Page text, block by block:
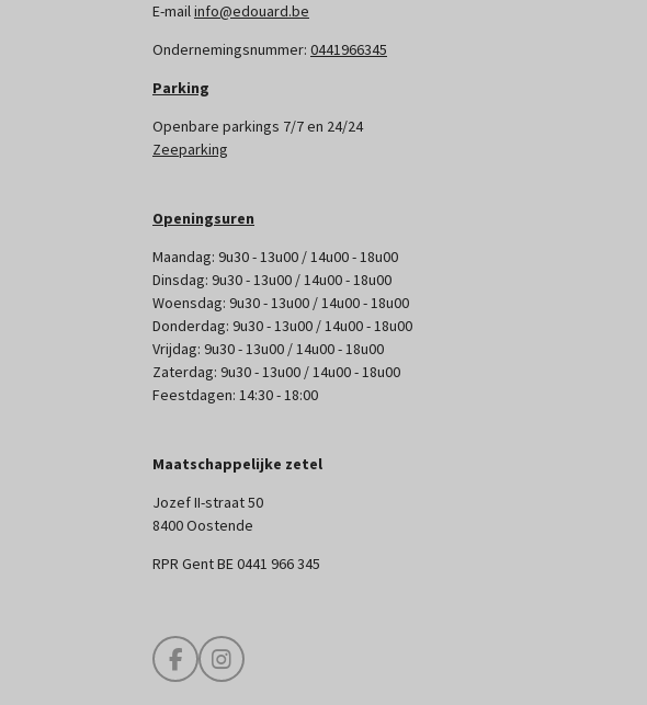
E-mailinfo@edouard.be
Ondernemingsnummer: 0441966345
Parking
Openbare parkings 7/7 en 24/24
Zeeparking
Openingsuren
Maandag: 9u30 - 13u00 / 14u00 - 18u00
Dinsdag: 9u30 - 13u00 / 14u00 - 18u00
Woensdag: 9u30 - 13u00 / 14u00 - 18u00
Donderdag: 9u30 - 13u00 / 14u00 - 18u00
Vrijdag: 9u30 - 13u00 / 14u00 - 18u00
Zaterdag: 9u30 - 13u00 / 14u00 - 18u00
Feestdagen: 14:30 - 18:00
Maatschappelijke zetel
Jozef II-straat 50
8400 Oostende
RPR Gent BE 0441 966 345
F
a
I
n